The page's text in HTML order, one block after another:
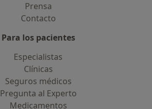
Prensa
Contacto
Para los pacientes
Especialistas
Clínicas
Seguros médicos
Pregunta al Experto
Medicamentos